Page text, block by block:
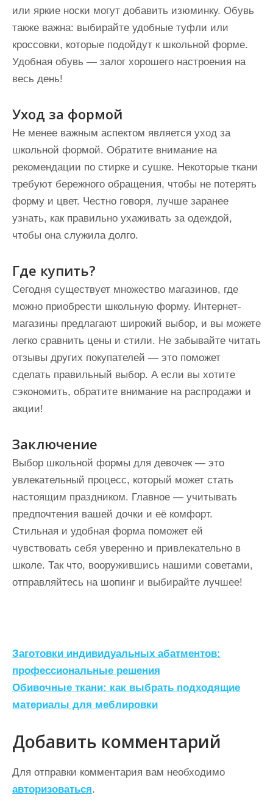
или яркие носки могут добавить изюминку. Обувь
также важна: выбирайте удобные туфли или
кроссовки, которые подойдут к школьной форме.
Удобная обувь — залог хорошего настроения на
весь день!
Уход за формой
Не менее важным аспектом является уход за
школьной формой. Обратите внимание на
рекомендации по стирке и сушке. Некоторые ткани
требуют бережного обращения, чтобы не потерять
форму и цвет. Честно говоря, лучше заранее
узнать, как правильно ухаживать за одеждой,
чтобы она служила долго.
Где купить?
Сегодня существует множество магазинов, где
можно приобрести школьную форму. Интернет-
магазины предлагают широкий выбор, и вы можете
легко сравнить цены и стили. Не забывайте читать
отзывы других покупателей — это поможет
сделать правильный выбор. А если вы хотите
сэкономить, обратите внимание на распродажи и
акции!
Заключение
Выбор школьной формы для девочек — это
увлекательный процесс, который может стать
настоящим праздником. Главное — учитывать
предпочтения вашей дочки и её комфорт.
Стильная и удобная форма поможет ей
чувствовать себя уверенно и привлекательно в
школе. Так что, вооружившись нашими советами,
отправляйтесь на шопинг и выбирайте лучшее!
Н
а
в
и
г
а
ц
и
Заготовки индивидуальных абатментов:
профессиональные решения
Обивочные ткани: как выбрать подходящие
материалы для меблировки
Добавить комментарий
Для отправки комментария вам необходимо
авторизоваться.